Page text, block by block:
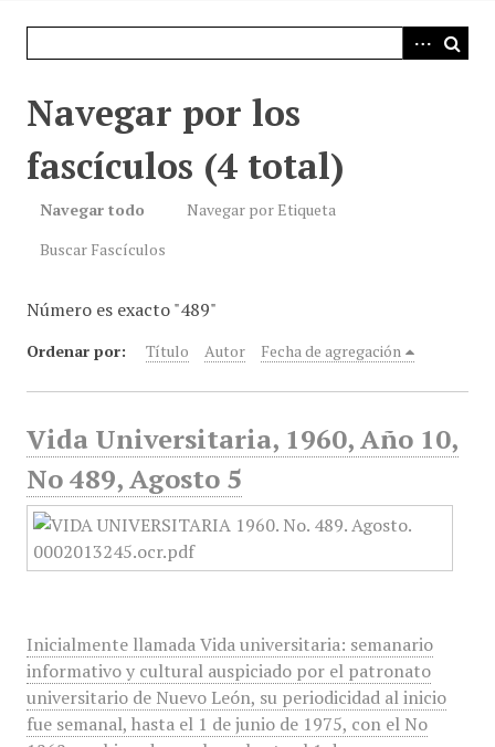
Navegar por los
fascículos (4 total)
Navegar todo
Navegar por Etiqueta
Buscar Fascículos
Número es exacto "489"
Ordenar por: Título Autor Fecha de agregación
Vida Universitaria, 1960, Año 10,
No 489, Agosto 5
Inicialmente llamada Vida universitaria: semanario
informativo y cultural auspiciado por el patronato
universitario de Nuevo León, su periodicidad al inicio
fue semanal, hasta el 1 de junio de 1975, con el No